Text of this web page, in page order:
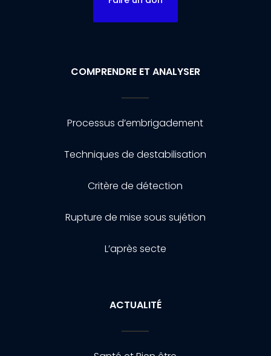
COMPRENDRE ET ANALYSER
Processus d’embrigadement
Techniques de destabilisation
Critère de détection
Rupture de mise sous sujétion
L’après secte
ACTUALITÉ